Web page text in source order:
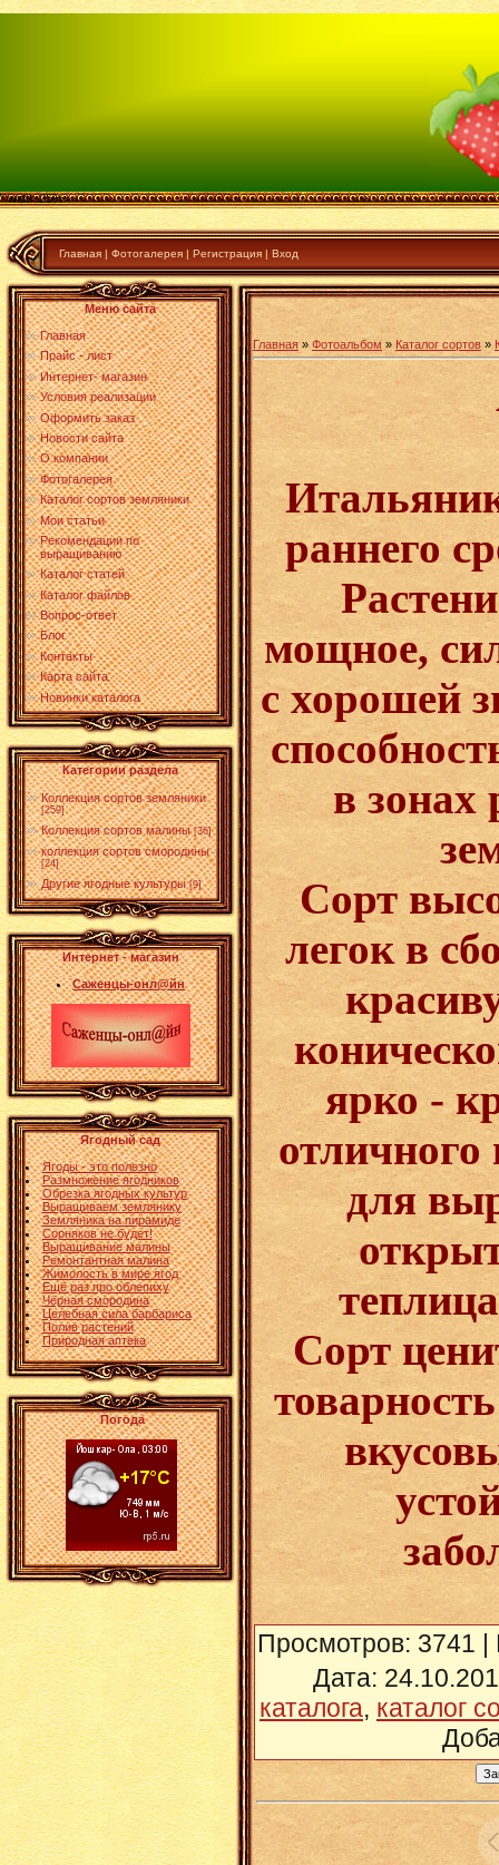
" width:25%>
Главная | Фотогалерея | Регистрация | Вход
Меню сайта
Главная
Прайс - лист
Интернет- магазин
Условия реализации
Оформить заказ
Новости сайта
О компании
Фотогалерея
Каталог сортов земляники
Мои статьи
Рекомендации по
выращиванию
Каталог статей
Каталог файлов
Вопрос-ответ
Блог
Контакты
Карта сайта
Новинки каталога
Категории раздела
Коллекция сортов земляники
[259]
Коллекция сортов малины [36]
коллекция сортов смородины
[24]
Другие ягодные культуры [9]
Интернет - магазин
Саженцы-онл@йн
Ягодный сад
Ягоды - это полезно
Размножение ягодников
Обрезка ягодных культур
Выращиваем землянику
Земляника на пирамиде
Сорняков не будет!
Выращивание малины
Ремонтантная малина
Жимолость в мире ягод
Ещё раз про облепиху
Чёрная смородина
Целебная сила барбариса
Полив растений
Природная аптека
Погода
Главная » Фотоальбом » Каталог сортов »
раннего
мощное,
с хорошей
в зонах
Сорт
легок в
ярко -
отличного
для
Сорт
Просмотров: 3741 |
Дата:
каталога, каталог